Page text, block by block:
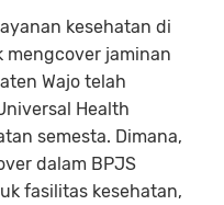
kesehatan di
mengcover jaminan
Wajo telah
Health
semesta. Dimana,
dalam BPJS
fasilitas kesehatan,